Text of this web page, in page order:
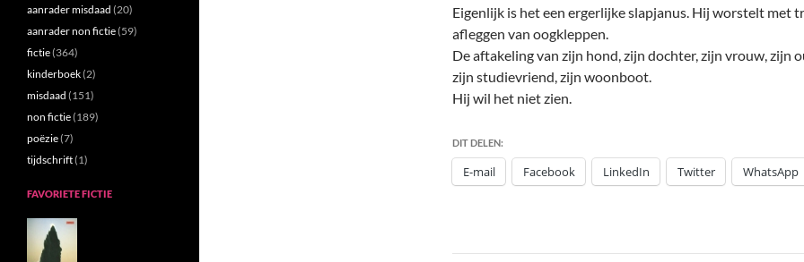
Eigenlijk is het een ergerlijke slapjanus. Hij worstelt met
afleggen van oogkleppen.
De aftakeling van zijn hond, zijn dochter, zijn vrouw, zijn
zijn studievriend, zijn woonboot.
Hij wil het niet zien.
DIT DELEN:
E-mail Facebook LinkedIn Twitter WhatsApp
aanrader misdaad (20)
aanrader non fictie(59)
fictie(364)
kinderboek(2)
misdaad (151)
non fictie(189)
poëzie(7)
tijdschrift(1)
FAVORIETE FICTIE